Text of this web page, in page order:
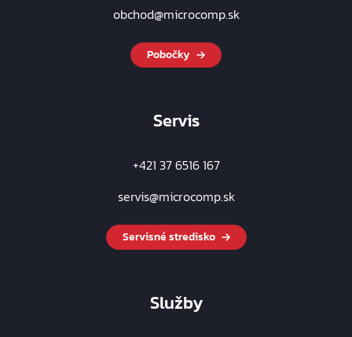
obchod@microcomp.sk
Pobočky
Servis
+421 37 6516 167
servis@microcomp.sk
Servisné stredisko
Služby